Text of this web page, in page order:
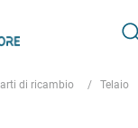
di ricambio Telaio